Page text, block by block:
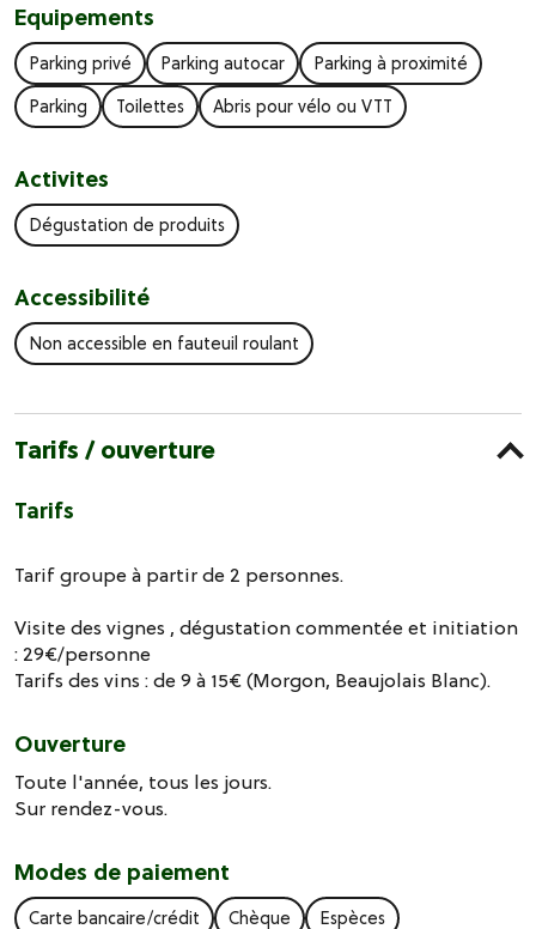
Equipements
Parking privé Parking autocar
Parking à proximité
Parking
Toilettes Abris pour vélo ou VTT
Activites
Dégustation de produits
Accessibilité
Non accessible en fauteuil roulant
Tarifs / ouverture
Tarifs
Tarif groupe à partir de 2 personnes.
Visite des vignes , dégustation commentée et initiation
: 29€/personne
Tarifs des vins : de 9 à 15€ (Morgon, Beaujolais Blanc).
Ouverture
Toute l'année, tous les jours.
Sur rendez-vous.
Modes de paiement
Carte bancaire/crédit Chèque Espèces